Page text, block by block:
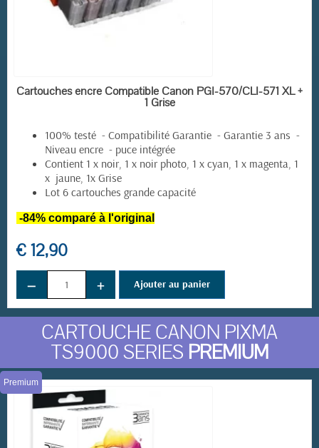
EN STOCK
Cartouches encre Compatible Canon PGI-570/CLI-571 XL +
1 Grise
100% testé - Compatibilité Garantie - Garantie 3 ans -
Niveau encre - puce intégrée
Contient 1 x noir, 1 x noir photo, 1 x cyan, 1 x magenta, 1
x jaune, 1x Grise
Lot 6 cartouches grande capacité
-84% comparé à l'original
€ 12,90
− + Ajouter au panier
CARTOUCHE CANON PIXMA
TS9000 SERIES PREMIUM
Premium